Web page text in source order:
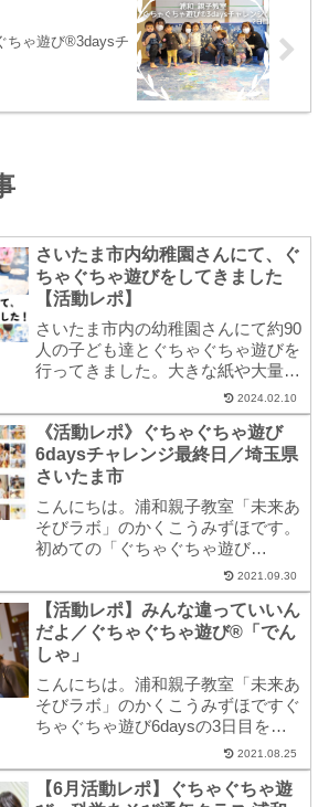
ちゃ遊び®3daysチ
さいたま市内幼稚園さんにて、ぐ
ちゃぐちゃ遊びをしてきました
【活動レポ】
さいたま市内の幼稚園さんにて約90
人の子ども達とぐちゃぐちゃ遊びを
行ってきました。大きな紙や大量の
絵の具での活動は、殆どの子ども達
が初めてのようでしたが、それぞれ
の遊びを展開させて絵の具と遊ぶ姿
が見られました。
2024.02.10
《活動レポ》ぐちゃぐちゃ遊び
6daysチャレンジ最終日／埼玉県
さいたま市
こんにちは。浦和親子教室「未来あ
そびラボ」のかくこうみずほです。
初めての「ぐちゃぐちゃ遊び
®6daysチャレンジ」を、ご参加い
ただいた親子さんとともに無事に最
終日を迎えることができました。本
当にありがとうございました。これ
までメインに活動し...
2021.09.30
【活動レポ】みんな違っていいん
だよ／ぐちゃぐちゃ遊び®「でん
しゃ」
こんにちは。浦和親子教室「未来あ
そびラボ」のかくこうみずほですぐ
ちゃぐちゃ遊び6daysの3日目を開
催いたしました。今回のテーマは
「でんしゃ」認定講師同期のあっこ
先生のプログラム「でんしゃ」をア
2021.08.25
【6月活動レポ】ぐちゃぐちゃ遊